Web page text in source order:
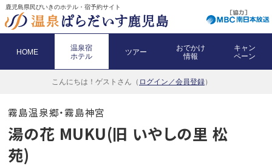
鹿児島県民びいきのホテル・宿予約サイト
HOME
温泉宿
ホテル
ツアー
おでかけ
情報
キャン
ペーン
こんにちは！ ゲストさん（ ログイン／会員登録）
霧島温泉郷・霧島神宮
湯の花 MUKU(旧 いやしの里 松
苑)